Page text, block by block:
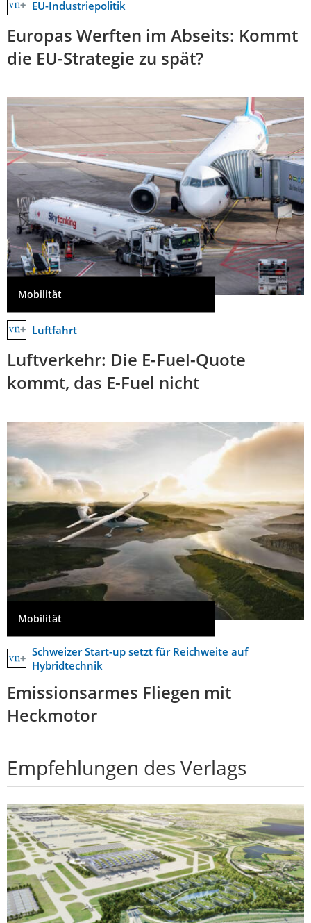
EU-Industriepolitik
Europas Werften im Abseits: Kommt
die EU-Strategie zu spät?
Mobilität
Luftfahrt
Luftverkehr: Die E-Fuel-Quote
kommt, das E-Fuel nicht
Mobilität
Schweizer Start-up setzt für Reichweite auf
Hybridtechnik
Emissionsarmes Fliegen mit
Heckmotor
Empfehlungen des Verlags